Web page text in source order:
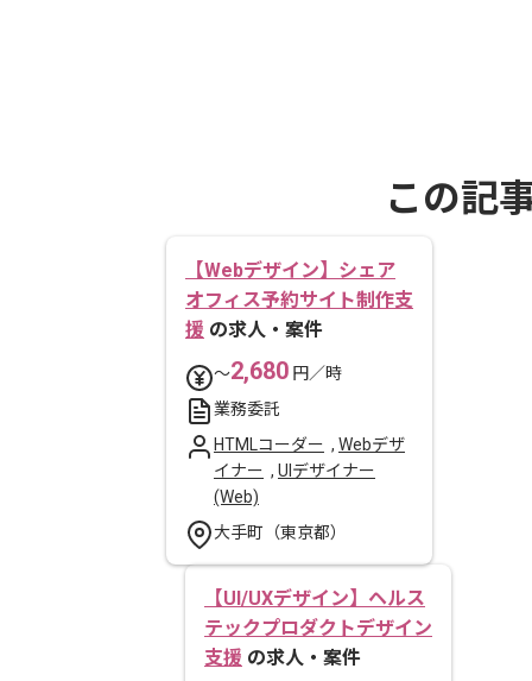
この記
【Webデザイン】シェア
オフィス予約サイト制作支
援 の求人・案件
〜2,680 円／時
業務委託
HTMLコーダー , Webデザ
イナー , UIデザイナー
(Web)
大手町（東京都）
【UI/UXデザイン】ヘルス
テックプロダクトデザイン
支援 の求人・案件